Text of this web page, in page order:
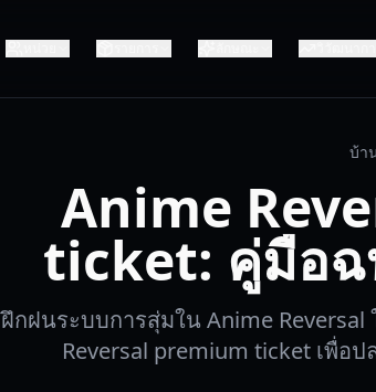
บ้า
Anime
ticket: คู่มือฉ
ฝึกฝนระบบการสุ่มใน Anime
Reversal premium ticket เพื่อ